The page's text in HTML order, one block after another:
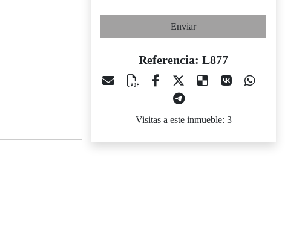
Enviar
Referencia: L877
Visitas a este inmueble: 3